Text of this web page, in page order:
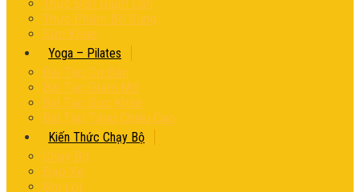
Thực Đơn Giảm Cân
Thực Phẩm Bổ Sung
Sức Khỏe
Yoga – Pilates
Bài Tập Cơ Bản
Bài Tập Giảm Mỡ
Bài Tập Sức Khỏe
Bài Tập Tăng Chiều Cao
Kiến Thức Chạy Bộ
Chạy Bộ
Đạp Xe
Bơi Lội